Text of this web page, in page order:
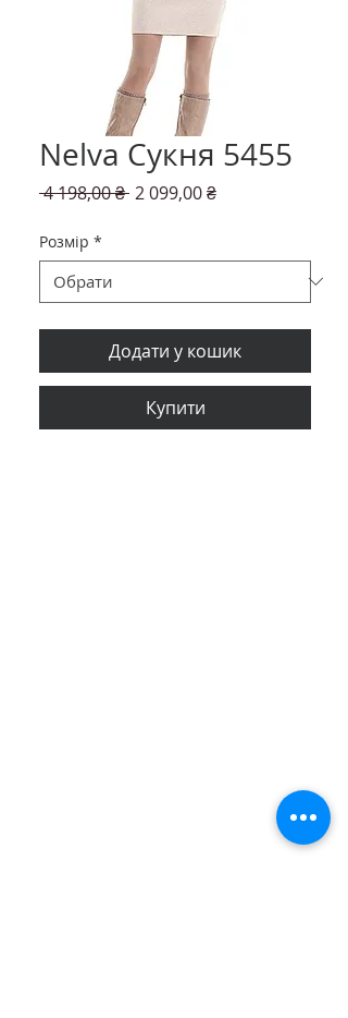
Nelva Сукня 5455
4 198,00 ₴ Звичайна
2 099,00 ₴За
Розмір *
Додати у кошик
Купити